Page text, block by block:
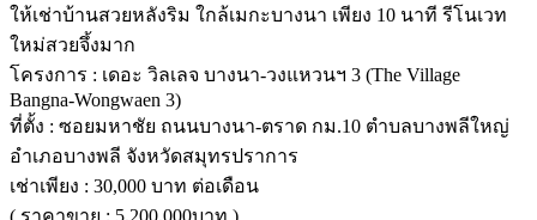
ให้เช่าบ้านสวยหลังริม ใกล้เมกะบางนา เพียง 10 นาที รีโนเวท
ใหม่สวยจึ้งมาก
โครงการ : เดอะ วิลเลจ บางนา-วงแหวนฯ 3 (The Village
Bangna-Wongwaen 3)
ที่ตั้ง : ซอยมหาชัย ถนนบางนา-ตราด กม.10 ตำบลบางพลีใหญ่
อำเภอบางพลี จังหวัดสมุทรปราการ
เช่าเพียง : 30,000 บาท ต่อเดือน
( ราคาขาย : 5,200,000บาท )